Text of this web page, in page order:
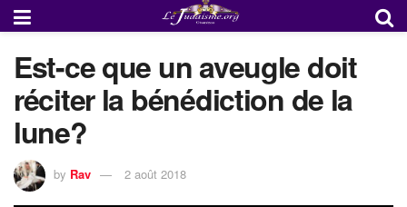
Est-ce que un aveugle doit
réciter la bénédiction de la
lune?
by Rav 2 août 2018